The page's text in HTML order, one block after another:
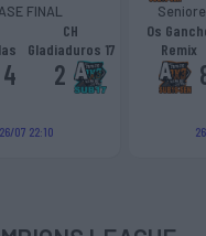
FINAL
4
CH
Gladiaduros 17
2
26/07 22:10
Os
Remix